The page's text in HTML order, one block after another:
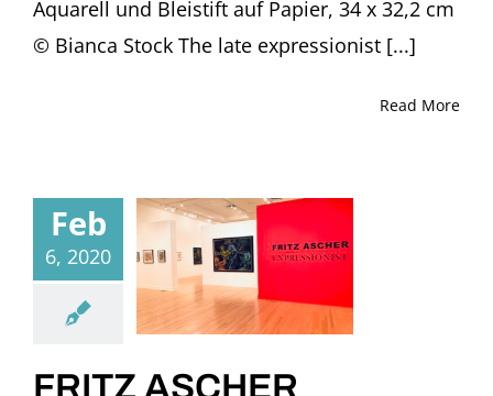
Aquarell und Bleistift auf Papier, 34 x 32,2 cm
© Bianca Stock The late expressionist [...]
Read More
Feb
6, 2020
FRITZ ASCHER